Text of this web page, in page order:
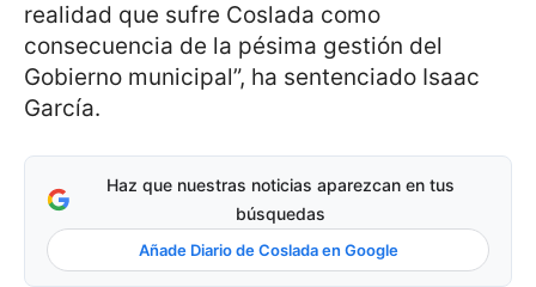
realidad que sufre Coslada como
consecuencia de la pésima gestión del
Gobierno municipal”, ha sentenciado Isaac
García.
Haz que nuestras noticias aparezcan en tus
búsquedas
Añade Diario de Coslada en Google